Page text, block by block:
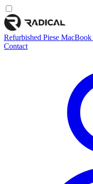
Refurbished Piese MacBook
Contact